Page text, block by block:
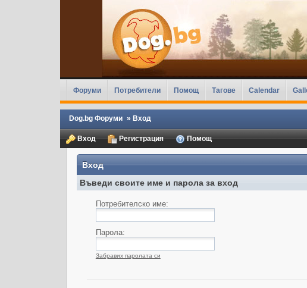
Форуми Потребители Помощ Тагове Calendar
Dog.bg Форуми » Вход
Вход Регистрация Помощ
Вход
Въведи своите име и парола за вход
Потребителско име:
Парола:
Забравих паролата си